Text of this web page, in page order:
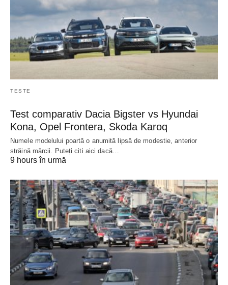
TESTE
Test comparativ Dacia Bigster vs Hyundai
Kona, Opel Frontera, Skoda Karoq
Numele modelului poartă o anumită lipsă de modestie, anterior
străină mărcii. Puteți citi aici dacă…
9 hours în urmă